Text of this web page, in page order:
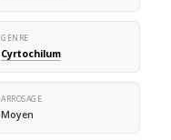
GENRE
Cyrtochilum
ARROSAGE
Moyen